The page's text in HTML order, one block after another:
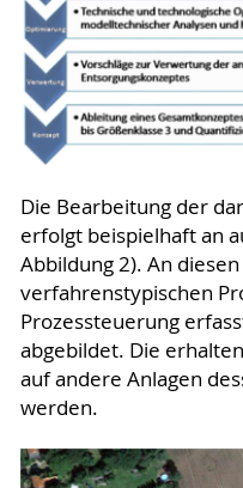
Die Bearbeitung der
erfolgt beispielhaft an
Abbildung 2). An
verfahrenstypischen
Prozessteuerung
abgebildet. Die
auf andere Anlagen
werden.